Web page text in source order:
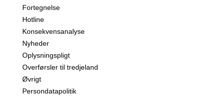
Fortegnelse
Hotline
Konsekvensanalyse
Nyheder
Oplysningspligt
Overførsler til tredjeland
Øvrigt
Persondatapolitik